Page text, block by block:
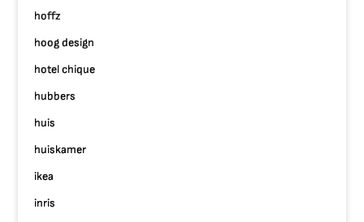
hoffz
hoog design
hotel chique
hubbers
huis
huiskamer
ikea
inris